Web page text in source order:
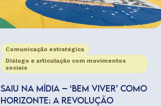
Comunicação estratégica
Diálogo e articulação com movimentos
sociais
SAIU NA MÍDIA – ‘BEM VIVER’ COMO
HORIZONTE: A REVOLUÇÃO